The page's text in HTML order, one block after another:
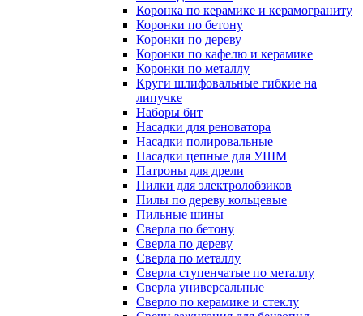
Коронка по керамике и керамограниту
Коронки по бетону
Коронки по дереву
Коронки по кафелю и керамике
Коронки по металлу
Круги шлифовальные гибкие на
липучке
Наборы бит
Насадки для реноватора
Насадки полировальные
Насадки цепные для УШМ
Патроны для дрели
Пилки для электролобзиков
Пилы по дереву кольцевые
Пильные шины
Сверла по бетону
Сверла по дереву
Сверла по металлу
Сверла ступенчатые по металлу
Сверла универсальные
Сверло по керамике и стеклу